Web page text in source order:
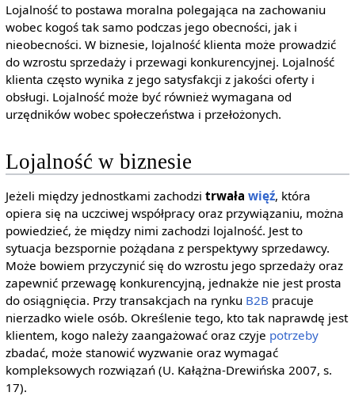
Lojalność to postawa moralna polegająca na zachowaniu
wobec kogoś tak samo podczas jego obecności, jak i
nieobecności. W biznesie, lojalność klienta może prowadzić
do wzrostu sprzedaży i przewagi konkurencyjnej. Lojalność
klienta często wynika z jego satysfakcji z jakości oferty i
obsługi. Lojalność może być również wymagana od
urzędników wobec społeczeństwa i przełożonych.
Lojalność w biznesie
Jeżeli między jednostkami zachodzi trwała więź, która
opiera się na uczciwej współpracy oraz przywiązaniu, można
powiedzieć, że między nimi zachodzi lojalność. Jest to
sytuacja bezspornie pożądana z perspektywy sprzedawcy.
Może bowiem przyczynić się do wzrostu jego sprzedaży oraz
zapewnić przewagę konkurencyjną, jednakże nie jest prosta
do osiągnięcia. Przy transakcjach na rynku B2B pracuje
nierzadko wiele osób. Określenie tego, kto tak naprawdę jest
klientem, kogo należy zaangażować oraz czyje potrzeby
zbadać, może stanowić wyzwanie oraz wymagać
kompleksowych rozwiązań (U. Kałążna-Drewińska 2007, s.
17).